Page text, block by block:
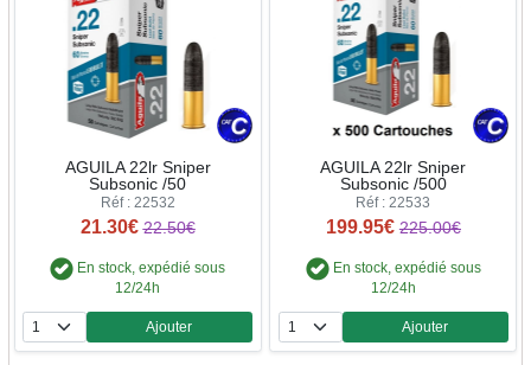
AGUILA 22lr Sniper
Subsonic /50
Réf : 22532
21.30€ 22.50€
En stock, expédié sous
12/24h
Quantité
Ajouter
AGUILA 22lr Sniper
Subsonic /500
Réf : 22533
199.95€ 225.00€
En stock, expédié sous
12/24h
Quantité
Ajouter